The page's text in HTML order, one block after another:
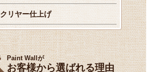
クリヤー仕上げ
Paint Wallが
お客様から選ばれる理由